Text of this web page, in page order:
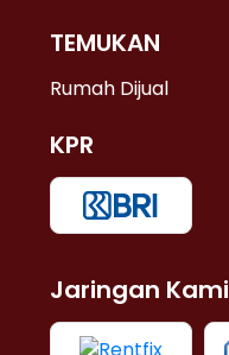
TEMUKAN
Rumah Dijual
KPR
Jaringan Kami